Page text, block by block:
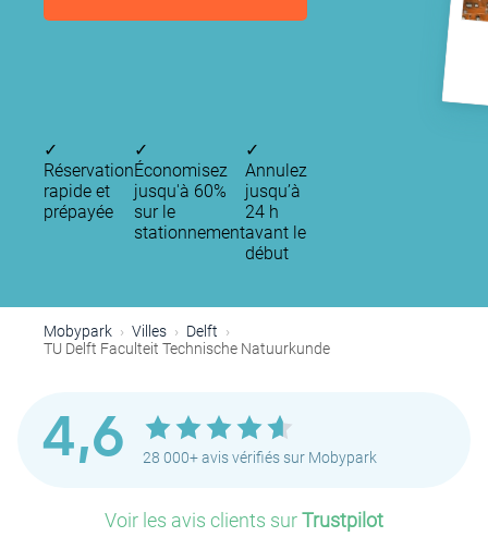
✓
Réservation
rapide et
prépayée
✓
Économisez
jusqu'à 60%
sur le
stationnement
✓
Annulez
jusqu’à
24 h
avant le
début
Mobypark Villes
Delft
TU Delft Faculteit Technische Natuurkunde
4,6 28 000+ avis vérifiés sur Mobypark
Voir les avis clients surTrustpilot